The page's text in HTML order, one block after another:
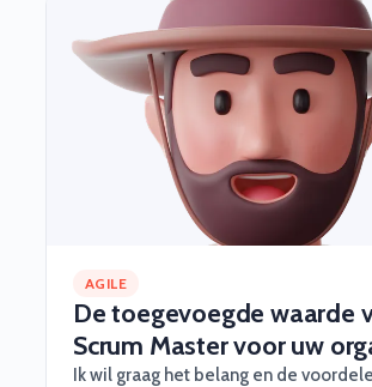
door middel van innovatieve
beveiligingsmechanismen. Hoe? We
wat voorbeelden!
AGILE
De toegevoegde waarde
Scrum Master voor uw
Ik wil graag het belang en de